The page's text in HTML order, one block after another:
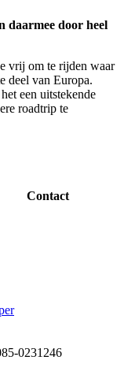
daarmee door heel
vrij om te rijden waar
deel van Europa.
een uitstekende
roadtrip te
Contact